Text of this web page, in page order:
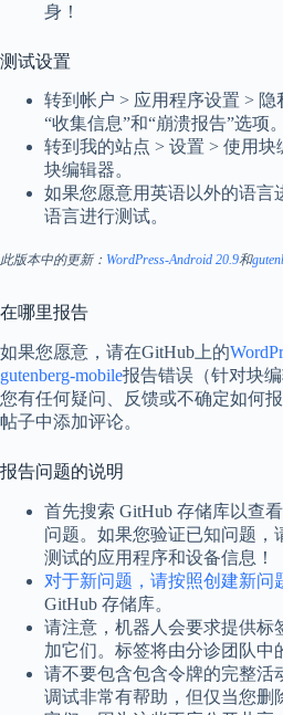
身！
测试设置
转到帐户 > 应用程序设置 >
“收集信息”和“崩溃报告”选项。
转到我的站点 > 设置 > 使用块
块编辑器。
如果您愿意用英语以外的语言
语言进行测试。
此版本中的更新： WordPress-Android 20.9和
在哪里报告
如果您愿意，请在GitHub 上的
gutenberg-mobile报告错误（针对块
您有任何疑问、反馈或不确定如何
帖子中添加评论。
报告问题的说明
首先搜索 GitHub 存储库以查
问题。如果您验证已知问题，
测试的应用程序和设备信息！
对于新问题，请按照创建新问
GitHub 存储库。
请注意，机器人会要求提供标
加它们。标签将由分诊团队中
请不要包含包含令牌的完整活
调试非常有帮助，但仅当您删